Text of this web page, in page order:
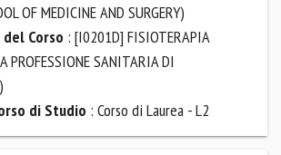
OF MEDICINE AND SURGERY)
Corso : [I0201D] FISIOTERAPIA
PROFESSIONE SANITARIA DI
di Studio : Corso di Laurea - L2